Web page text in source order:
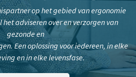
op het gebied van ergonomie
adviseren over en verzorgen van
gezonde en
Een oplossing voor iedereen, in elke
en in elke levensfase.